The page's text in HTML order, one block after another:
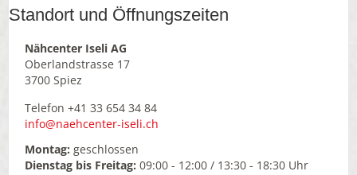
Standort und Öffnungszeiten
Nähcenter Iseli AG
Oberlandstrasse 17
3700 Spiez
Telefon +41 33 654 34 84
info
naehcenter-iseli.ch
Montag: geschlossen
Dienstag bis Freitag: 09:00 - 12:00 / 13:30 - 18:30 Uhr